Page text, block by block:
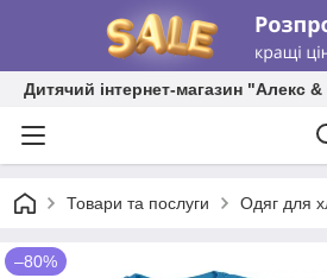
Дитячий інтернет-магазин "Алекс
Товари та послуги Одяг для
–80%